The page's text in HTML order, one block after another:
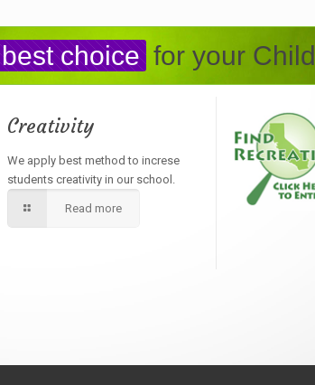
best choice for your Child
Creativity
We apply best method to increse
students creativity in our school.
Read more